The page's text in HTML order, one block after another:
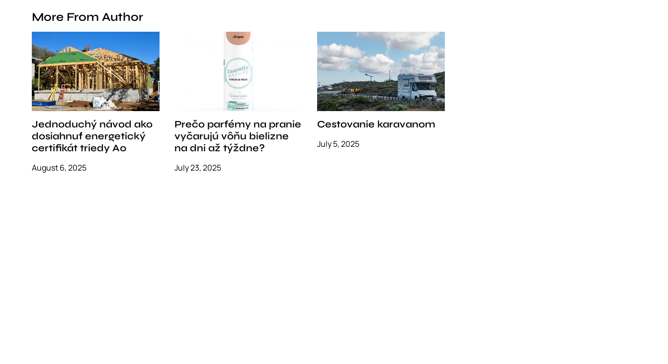
i
o
n
More From Author
Jednoduchý návod ako
dosiahnuť energetický
certifikát triedy A0
August 6, 2025
Prečo parfémy na pranie
vyčarujú vôňu bielizne
na dni až týždne?
July 23, 2025
Cestovanie karavanom
July 5, 2025